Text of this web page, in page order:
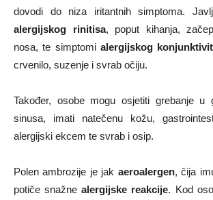
dovodi do niza iritantnih simptoma.
alergijskog rinitisa, poput kihanja,
nosa, te simptomi alergijskog
crvenilo, suzenje i svrab očiju.
Također, osobe mogu osjetiti grebanje u
sinusa, imati natečenu kožu,
alergijski ekcem te svrab i osip.
Polen ambrozije je jak aeroalergen, čija
potiče snažnealergijske reakcije. Kod